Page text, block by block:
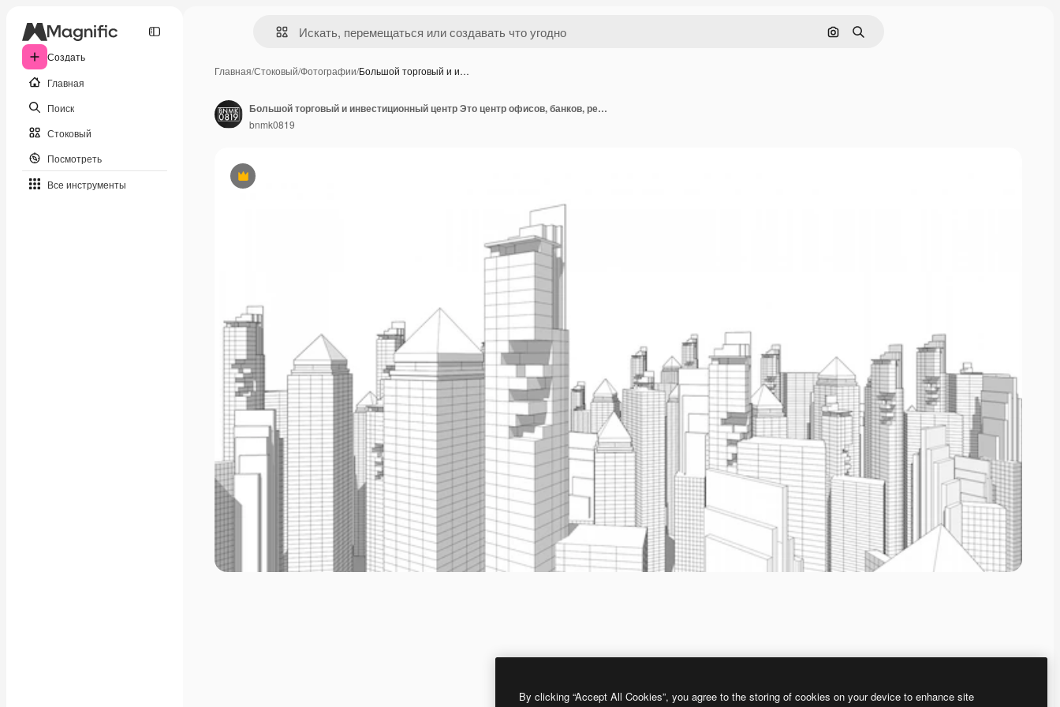
Создать
Главная
Поиск
Стоковый
Посмотреть
Все инструменты
Поиск по изображению
Поиск
Главная/Стоковый/Фотографии/Большой торговый и и…
Премиум
Большой торговый и инвестиционный центр Это центр офисов, банков, резиденций, отелей, торговых центров.
bnmk0819
By clicking “Accept All Cookies”, you agree to the storing of cookies on your device to enhance site